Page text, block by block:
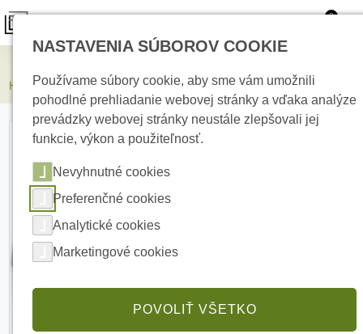
0
HIKVISION DS-2CD2023G2-LI2U(2.8mm) 2 MPx Bullet IP kamera
NASTAVENIA SÚBOROV COOKIE
Používame súbory cookie, aby sme vám umožnili
pohodlné prehliadanie webovej stránky a vďaka analýze
prevádzky webovej stránky neustále zlepšovali jej
funkcie, výkon a použiteľnosť.
Nevyhnutné cookies
Preferenčné cookies
Analytické cookies
Marketingové cookies
POVOLIŤ VŠETKO